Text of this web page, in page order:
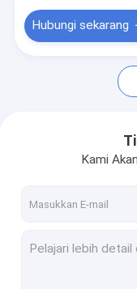
Hubungi sekarang
Kami